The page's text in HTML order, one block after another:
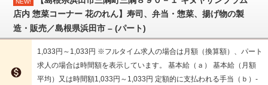
NEW!
店内 惣菜コーナー 花のれん】寿司、弁当・惣菜、揚げ物の製
造・販売／島根県浜田市 – (パート)

1,033円～1,033円 ※フルタイム求人の場合は月額（換算額）、パート
求人の場合は時間額を表示しています。 基本給（ａ） 基本給（月額
平均）又は時間額1,033円～1,033円 定額的に支払われる手当（ｂ）-